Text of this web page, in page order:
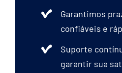
Garantimos
confiáveis e
Suporte
garantir sua